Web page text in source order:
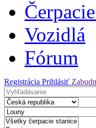
Vozidlá
Fórum
Registrácia Prihlásiť